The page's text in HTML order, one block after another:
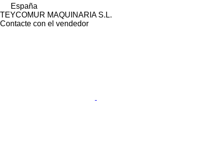
España
TEYCOMUR MAQUINARIA S.L.
Contacte con el vendedor